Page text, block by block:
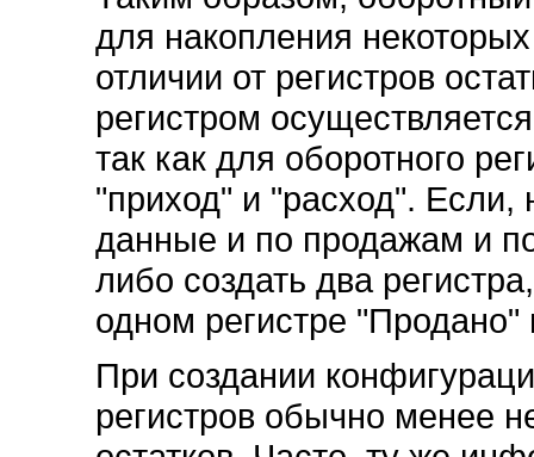
для накопления
отличии от регистров
регистром
так как для оборотного
"приход" и "расход". Если,
данные и по продажам и
либо создать два
одном регистре "Продано"
При создании
регистров обычно менее